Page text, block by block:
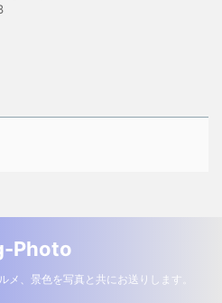
Photo
メ、景色を写真と共にお送りします。